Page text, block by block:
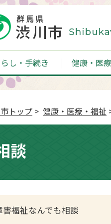
らし・手続き 健康・医
トップ > 健康・医療・福祉
談
害福祉なんでも相談